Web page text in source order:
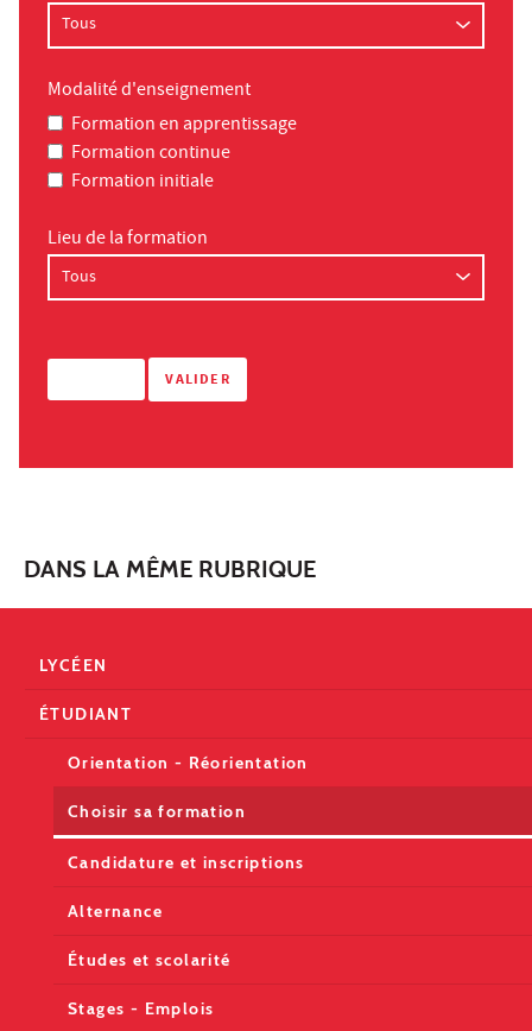
Modalité d'enseignement
Formation en apprentissage
Formation continue
Formation initiale
Lieu de la formation
DANS LA MÊME RUBRIQUE
LYCÉEN
ÉTUDIANT
Orientation - Réorientation
Choisir sa formation
Candidature et inscriptions
Alternance
Études et scolarité
Stages - Emplois